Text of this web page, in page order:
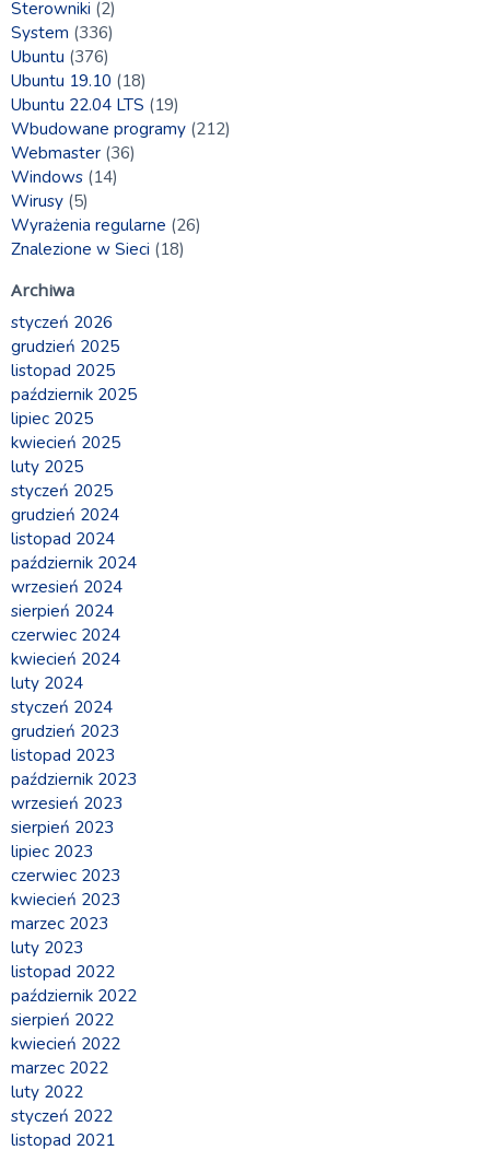
Sterowniki (2)
System (336)
Ubuntu (376)
Ubuntu 19.10 (18)
Ubuntu 22.04 LTS (19)
Wbudowane programy (212)
Webmaster (36)
Windows (14)
Wirusy (5)
Wyrażenia regularne (26)
Znalezione w Sieci (18)
Archiwa
styczeń 2026
grudzień 2025
listopad 2025
październik 2025
lipiec 2025
kwiecień 2025
luty 2025
styczeń 2025
grudzień 2024
listopad 2024
październik 2024
wrzesień 2024
sierpień 2024
czerwiec 2024
kwiecień 2024
luty 2024
styczeń 2024
grudzień 2023
listopad 2023
październik 2023
wrzesień 2023
sierpień 2023
lipiec 2023
czerwiec 2023
kwiecień 2023
marzec 2023
luty 2023
listopad 2022
październik 2022
sierpień 2022
kwiecień 2022
marzec 2022
luty 2022
styczeń 2022
listopad 2021